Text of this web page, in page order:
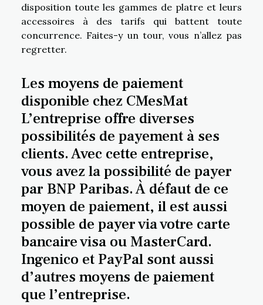
disposition toute les gammes de platre et leurs
accessoires à des tarifs qui battent toute
concurrence. Faites-y un tour, vous n’allez pas
regretter.
Les moyens de paiement
disponible chez CMesMat
L’entreprise offre diverses
possibilités de payement à ses
clients. Avec cette entreprise,
vous avez la possibilité de payer
par BNP Paribas. À défaut de ce
moyen de paiement, il est aussi
possible de payer via votre carte
bancaire visa ou MasterCard.
Ingenico et PayPal sont aussi
d’autres moyens de paiement
que l’entreprise.